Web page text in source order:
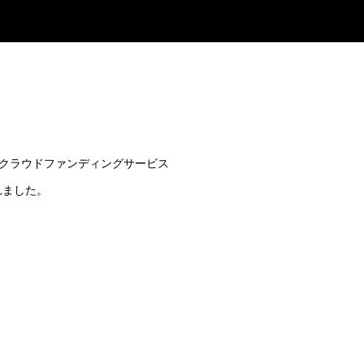
ラウドファンディングサービス
した。